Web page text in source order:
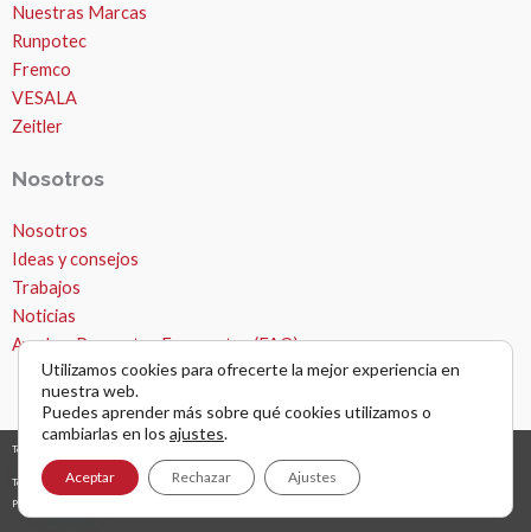
Nuestras Marcas
Runpotec
Fremco
VESALA
Zeitler
Nosotros
Nosotros
Ideas y consejos
Trabajos
Noticias
Ayuda – Preguntas Frecuentes (FAQ)
Todos los derechos © 2026 Microzanjas, canalizaciones y apertura de zanjas. |
Términos y condiciones de uso Política de privacidad
AVISO LEGAL Y NAVEGACIÓN POR WEB
Política de cookies
Utilizamos cookies para ofrecerte la mejor experiencia en
nuestra web.
Puedes aprender más sobre qué cookies utilizamos o
cambiarlas en los ajustes.
Aceptar Rechazar Ajustes